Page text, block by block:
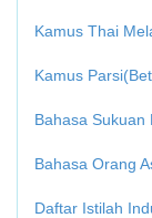
Kamus Thai
Kamus
Bahasa Sukuan
Bahasa Orang
Daftar Istilah